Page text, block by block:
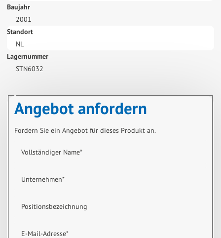
Baujahr
2001
Standort
NL
Lagernummer
STN6032
Angebot anfordern
Fordern Sie ein Angebot für dieses Produkt an.
Vollständiger Name*
Unternehmen*
Positionsbezeichnung
E-Mail-Adresse*